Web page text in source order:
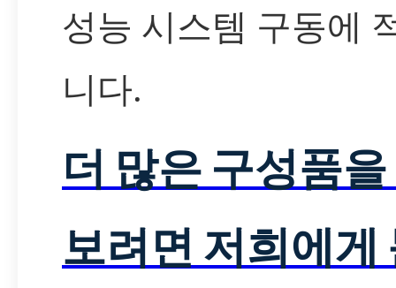
성능 시스템 구동에
니다.
더 많은 구성품
보려면 저희에게